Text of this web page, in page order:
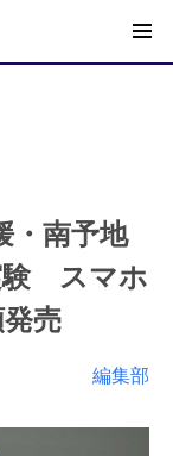
・南予地
験 スマホ
売
編集部